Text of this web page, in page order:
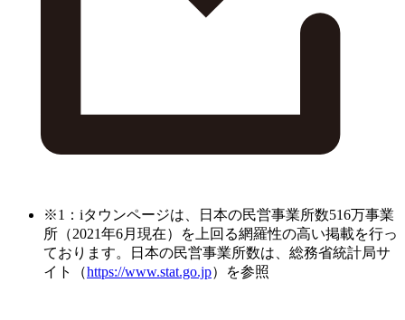
※1：iタウンページは、日本の民営事業所数516万事業
所（2021年6月現在）を上回る網羅性の高い掲載を行っ
ております。日本の民営事業所数は、総務省統計局サ
イト（https://www.stat.go.jp）を参照